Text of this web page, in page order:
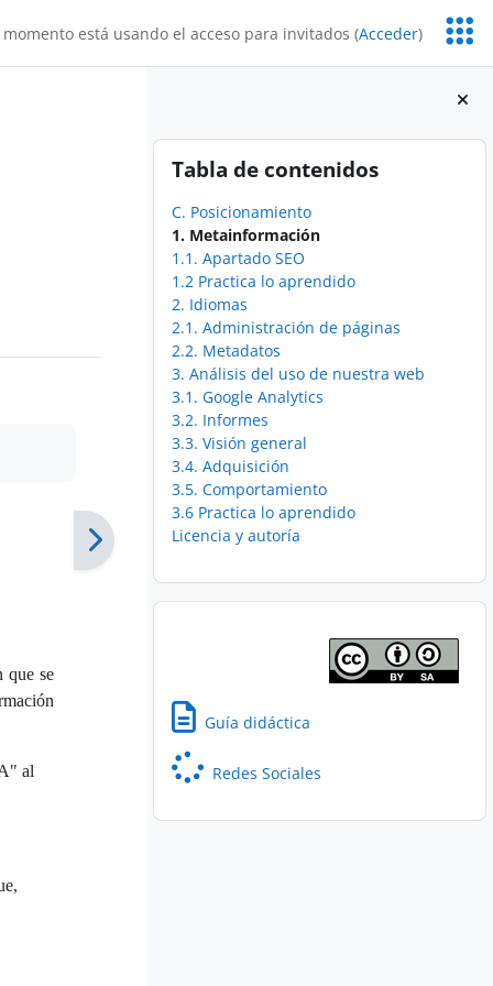
momento está usando el acceso para invitados (Acceder)
Bloques
Salta Tabla de contenidos
Tabla de contenidos
C. Posicionamiento
1. Metainformación
1.1. Apartado SEO
1.2 Practica lo aprendido
2. Idiomas
2.1. Administración de páginas
2.2. Metadatos
3. Análisis del uso de nuestra web
3.1. Google Analytics
3.2. Informes
3.3. Visión general
3.4. Adquisición
3.5. Comportamiento
3.6 Practica lo aprendido
Licencia y autoría
Guía didáctica
Redes Sociales
que se
al